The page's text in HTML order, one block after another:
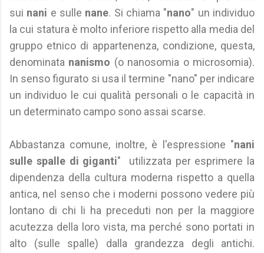
sui nani e sulle nane. Si chiama "nano" un individuo
la cui statura è molto inferiore rispetto alla media del
gruppo etnico di appartenenza, condizione, questa,
denominata nanismo (o nanosomia o microsomia).
In senso figurato si usa il termine "nano" per indicare
un individuo le cui qualità personali o le capacità in
un determinato campo sono assai scarse.
Abbastanza comune, inoltre, è l'espressione "nani
sulle spalle di giganti" utilizzata per esprimere la
dipendenza della cultura moderna rispetto a quella
antica, nel senso che i moderni possono vedere più
lontano di chi li ha preceduti non per la maggiore
acutezza della loro vista, ma perché sono portati in
alto (sulle spalle) dalla grandezza degli antichi.